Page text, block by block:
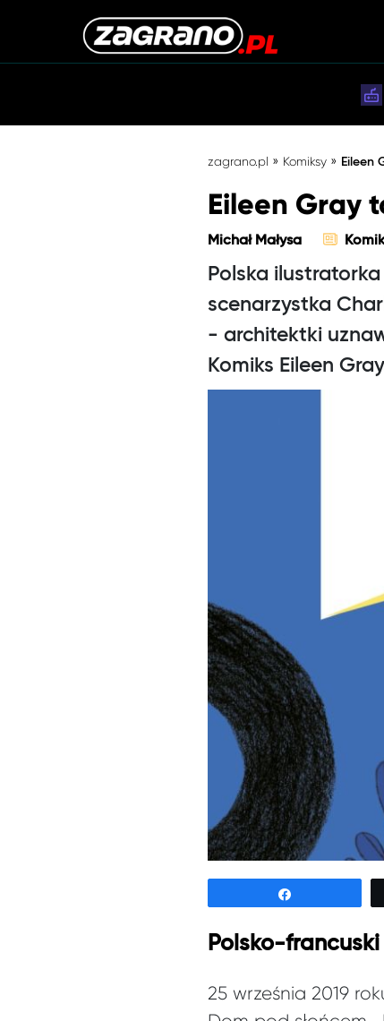
zagrano.pl » Komiksy » Eileen
Eileen Gray
Michał Małysa
Polska
scenarzystka
- architektki
Komiks Eileen
Polsko-
25 września 2019